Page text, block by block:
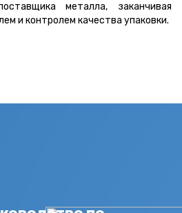
металла, заканчивая
и контролем качества упаковки.